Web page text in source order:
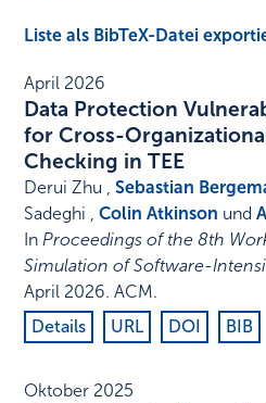
Liste als BibTeX-Datei
April 2026
Data Protection
for Cross-
Checking in TEE
Derui Zhu ,Sebastian
Sadeghi ,Colin Atkinson und
InProceedings of the 8th
Simulation of Software-
April 2026.ACM.
Details
URL DOI BIB
Oktober 2025